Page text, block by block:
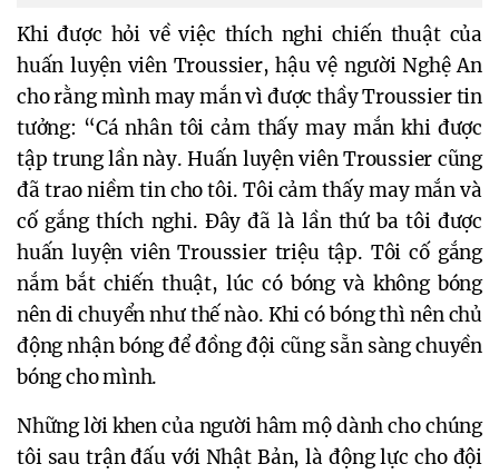
Khi được hỏi về việc thích nghi chiến thuật của
huấn luyện viên Troussier, hậu vệ người Nghệ An
cho rằng mình may mắn vì được thầy Troussier tin
tưởng: “Cá nhân tôi cảm thấy may mắn khi được
tập trung lần này. Huấn luyện viên Troussier cũng
đã trao niềm tin cho tôi. Tôi cảm thấy may mắn và
cố gắng thích nghi. Đây đã là lần thứ ba tôi được
huấn luyện viên Troussier triệu tập. Tôi cố gắng
nắm bắt chiến thuật, lúc có bóng và không bóng
nên di chuyển như thế nào. Khi có bóng thì nên chủ
động nhận bóng để đồng đội cũng sẵn sàng chuyền
bóng cho mình.
Những lời khen của người hâm mộ dành cho chúng
tôi sau trận đấu với Nhật Bản, là động lực cho đội